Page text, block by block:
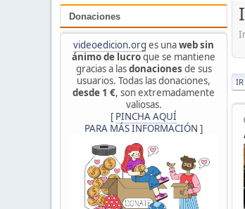
Donaciones
videoedicion.org es unaweb sin
ánimo de lucroque se mantiene
gracias a lasdonaciones de sus
usuarios. Todas las donaciones,
desde 1 €, son extremadamente
valiosas.
[ PINCHA AQUÍ
PARA MÁS INFORMACIÓN ]
IR